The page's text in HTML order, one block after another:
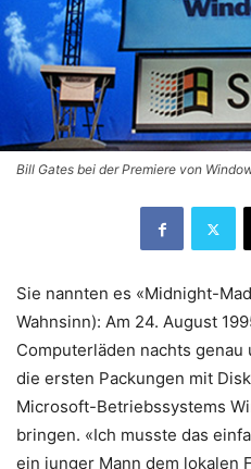
Bill Gates bei der Premiere von
Sie nannten es «Midnight-
Wahnsinn): Am 24. August
Computerläden nachts
die ersten Packungen mit
Microsoft-Betriebssystems
bringen. «Ich musste das
ein junger Mann dem lokalen